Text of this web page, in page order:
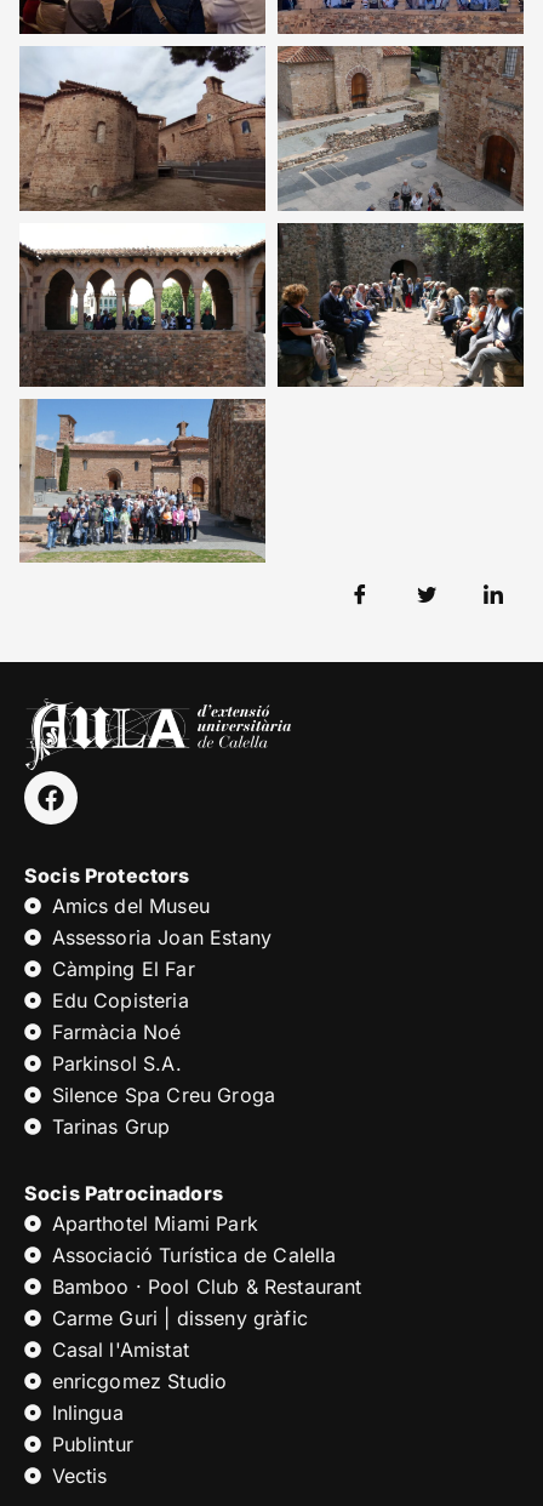
Socis Protectors
Amics del Museu
Assessoria Joan Estany
Càmping El Far
Edu Copisteria
Farmàcia Noé
Parkinsol S.A.
Silence Spa Creu Groga
Tarinas Grup
Socis Patrocinadors
Aparthotel Miami Park
Associació Turística de Calella
Bamboo · Pool Club & Restaurant
Carme Guri | disseny gràfic
Casal l'Amistat
enricgomez Studio
Inlingua
Publintur
Vectis